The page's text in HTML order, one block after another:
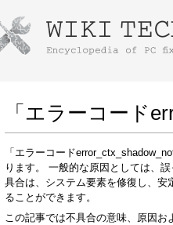
「エラーコード
「エラーコード
ります。 一般的な原因としては、
具合は、システム要素を修復し、安
ることができます。
この記事では不具合の意味、原因お
for